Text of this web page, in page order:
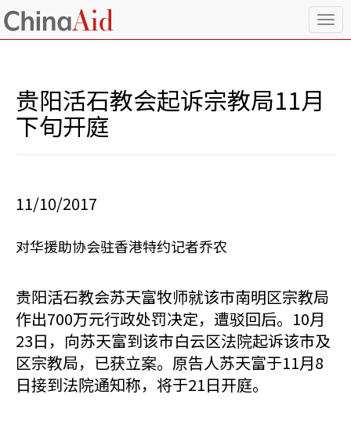
T
o
贵阳活石教会起诉宗教局11月
下旬开庭
11/10/2017
对华援助协会驻香港特约记者乔农
贵阳活石教会苏天富牧师就该市南明区宗教局
作出700万元行政处罚决定，遭驳回后。10月
23日，向苏天富到该市白云区法院起诉该市及
区宗教局，已获立案。原告人苏天富于11月8
日接到法院通知称，将于21日开庭。